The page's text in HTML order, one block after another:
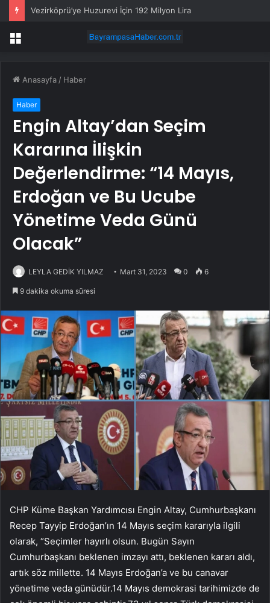
Vezirköprü’ye Huzurevi İçin 192 Milyon Lira
Menü
Anasayfa / Haber
Haber
Engin Altay’dan Seçim
Kararına İlişkin
Değerlendirme: “14 Mayıs,
Erdoğan ve Bu Ucube
Yönetime Veda Günü
Olacak”
LEYLA GEDİK YILMAZ Mart 31, 2023 0 6
9 dakika okuma süresi
CHP Küme Başkan Yardımcısı Engin Altay, Cumhurbaşkanı
Recep Tayyip Erdoğan’ın 14 Mayıs seçim kararıyla ilgili
olarak, “Seçimler hayırlı olsun. Bugün Sayın
Cumhurbaşkanı beklenen imzayı attı, beklenen kararı aldı,
artık söz millette. 14 Mayıs Erdoğan’a ve bu canavar
yönetime veda günüdür.14 Mayıs demokrasi tarihimizde de